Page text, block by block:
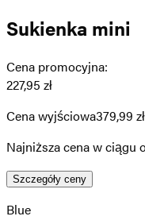
Sukienka mini
Cena promocyjna:
227,95 zł
Cena wyjściowa379,99 zł
Najniższa cena w ciągu
Szczegóły ceny
Blue